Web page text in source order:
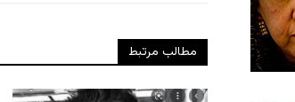
مطالب مرتبط